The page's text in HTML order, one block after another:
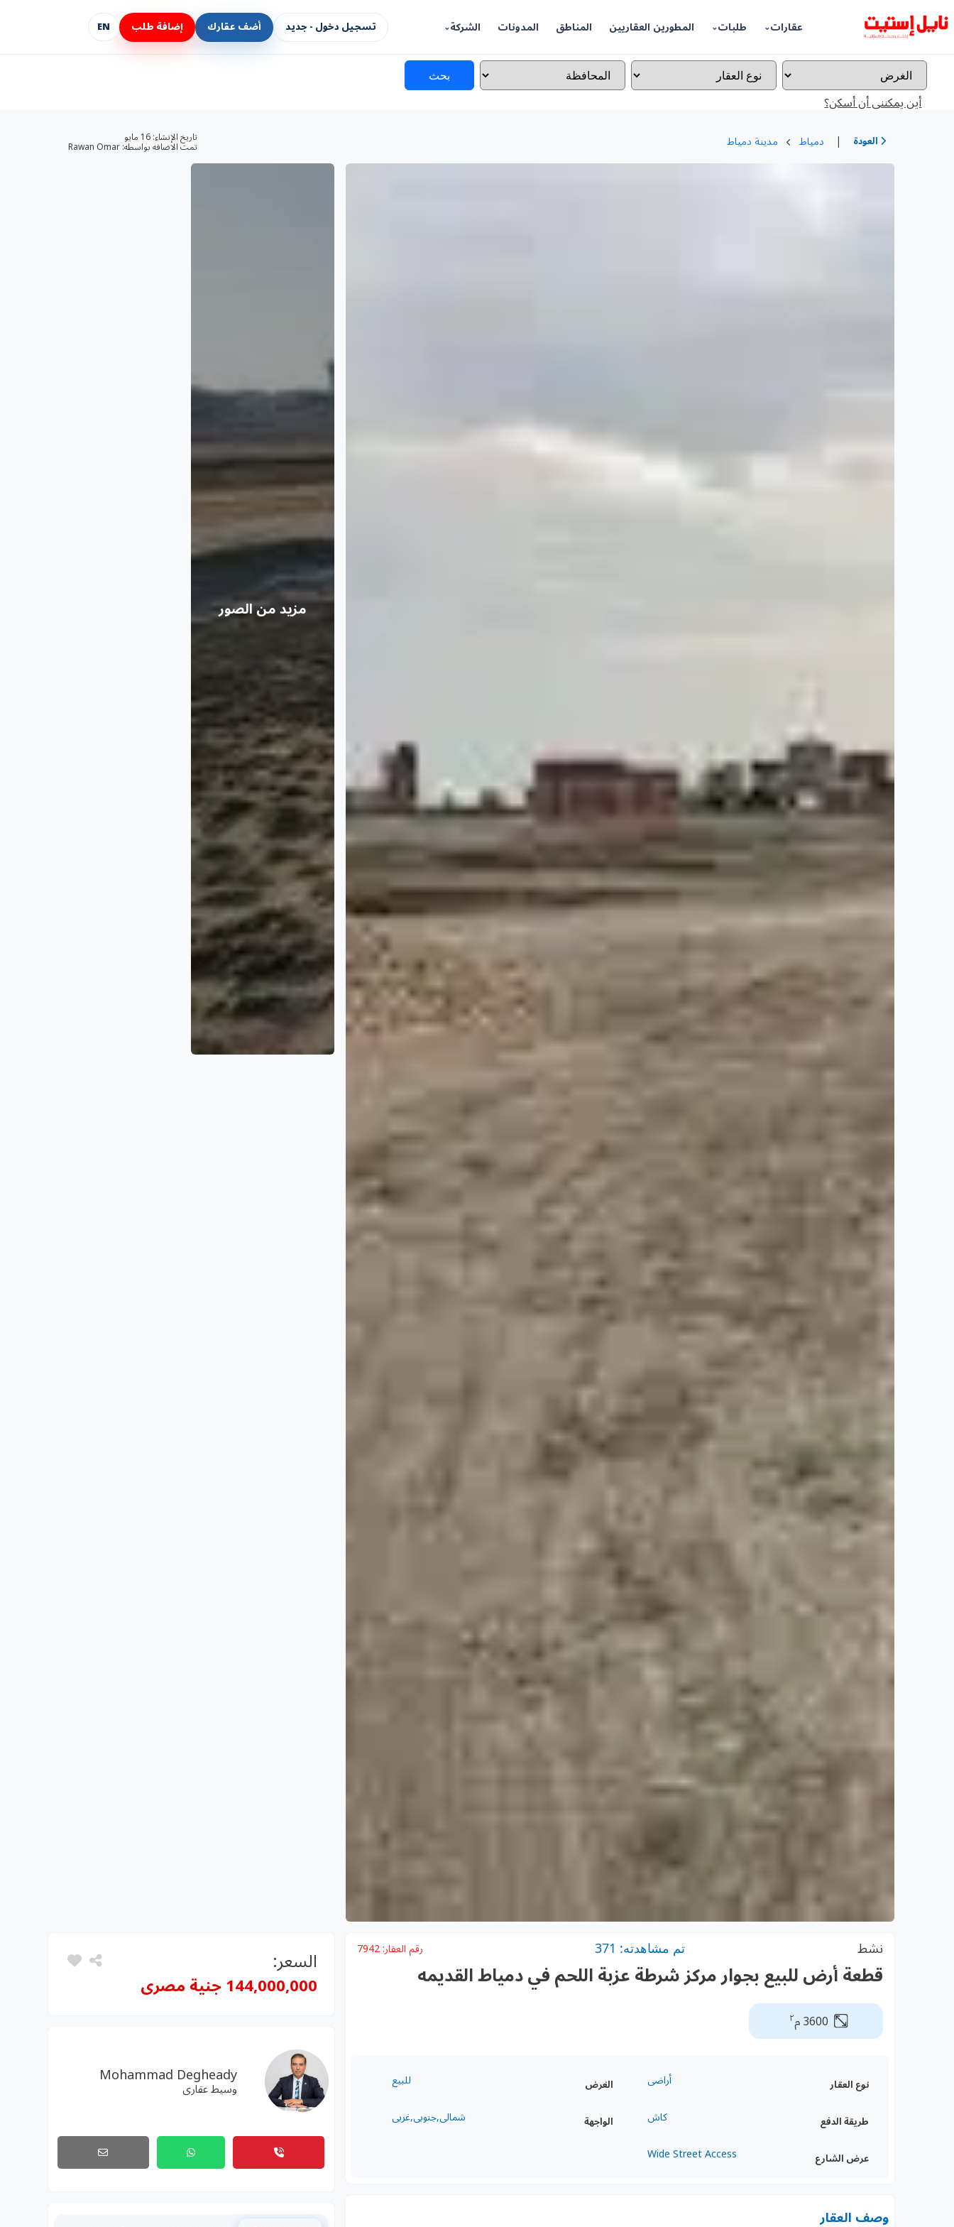
عقارات طلبات المطورين العقاريين المناطق المدونات الشركة تسجيل دخول - جديد أضف عقارك إضافة طلب EN
بحث
أين يمكننى أن أسكن؟
العودة | دمياط مدينة دمياط تاريخ الإنشاء: 16 مايو
تمت الاضافه بواسطه: Rawan Omar
مزيد من الصور
السعر:
144,000,000 جنية مصرى
Mohammad Degheady
وسيط عقارى
نشط تم مشاهدته: 371 رقم العقار:7942
قطعة أرض للبيع بجوار مركز شرطة عزبة اللحم في دمياط القديمه
3600 م ٢
نوع العقار أراضى الغرض للبيع
طريقة الدفع كاش الواجهة شمالى,جنوبى,غربى
عرض الشارع Wide Street Access
وصف العقار